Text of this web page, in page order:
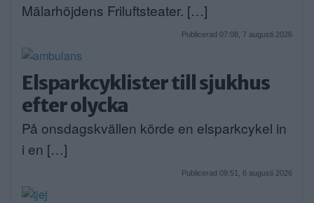
Mälarhöjdens Friluftsteater. […]
Publicerad 07:08, 7 augusti 2026
Elsparkcyklister till sjukhus
efter olycka
På onsdagskvällen körde en elsparkcykel in
i en […]
Publicerad 09:51, 6 augusti 2026